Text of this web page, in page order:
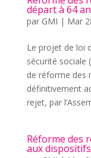
départ à 64
par GMI | Mar
Le projet de loi
sécurité sociale
de réforme des
définitivement
rejet, par
Réforme des
aux